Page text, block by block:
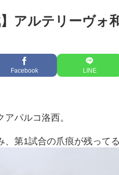
アルテリーヴォ
Facebook LINE
パルコ洛西。
第1試合の爪痕が残ってる